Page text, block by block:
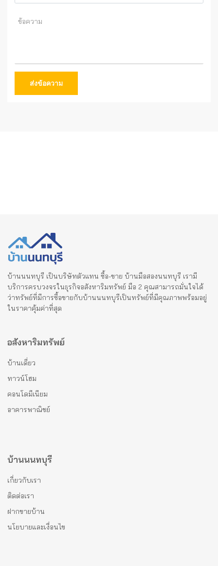
ส่งข้อความ
บ้านนนทบุรี เป็นบริษัทตัวแทน ซื้อ-ขาย บ้านมือสองนนทบุรี เรามี
บริการครบวงจรในธุรกิจอสังหาริมทรัพย์ มือ 2 คุณสามารถมั่นใจได้
ว่าทรัพย์ที่มีการซื้อขายกับบ้านนนทบุรีเป็นทรัพย์ที่มีคุณภาพพร้อมอยู่
ในราคาคุ้มค่าที่สุด
อสังหาริมทรัพย์
บ้านเดี่ยว
ทาวน์โฮม
คอนโดมีเนียม
อาคารพาณิชย์
บ้านนนทบุรี
เกี่ยวกับเรา
ติดต่อเรา
ฝากขายบ้าน
นโยบายและเงื่อนไข